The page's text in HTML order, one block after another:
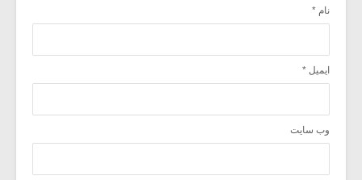
نام *
ایمیل *
وب‌ سایت